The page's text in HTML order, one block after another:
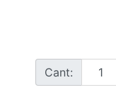
Cant: